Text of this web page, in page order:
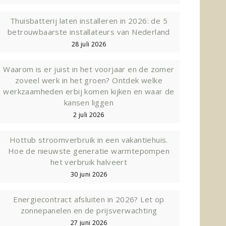
Thuisbatterij laten installeren in 2026: de 5
betrouwbaarste installateurs van Nederland
28 juli 2026
Waarom is er juist in het voorjaar en de zomer
zoveel werk in het groen? Ontdek welke
werkzaamheden erbij komen kijken en waar de
kansen liggen
2 juli 2026
Hottub stroomverbruik in een vakantiehuis.
Hoe de nieuwste generatie warmtepompen
het verbruik halveert
30 juni 2026
Energiecontract afsluiten in 2026? Let op
zonnepanelen en de prijsverwachting
27 juni 2026